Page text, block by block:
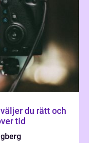
du rätt och
tid